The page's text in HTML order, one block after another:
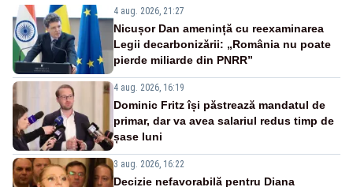
4 aug. 2026, 21:27
Nicușor Dan amenință cu reexaminarea
Legii decarbonizării: „România nu poate
pierde miliarde din PNRR”
4 aug. 2026, 16:19
Dominic Fritz își păstrează mandatul de
primar, dar va avea salariul redus timp de
șase luni
3 aug. 2026, 16:22
Decizie nefavorabilă pentru Diana